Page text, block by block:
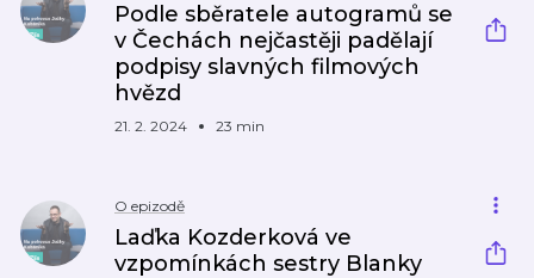
Podle sběratele autogramů se
v Čechách nejčastěji padělají
podpisy slavných filmových
hvězd
21. 2. 2024 23 min
O epizodě
Laďka Kozderková ve
vzpomínkách sestry Blanky